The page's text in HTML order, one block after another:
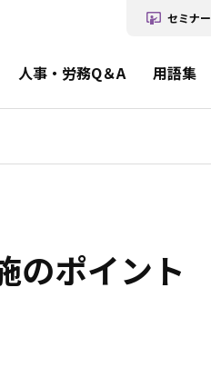
人事・労務Q＆A 用語集
セミナー
のポイント